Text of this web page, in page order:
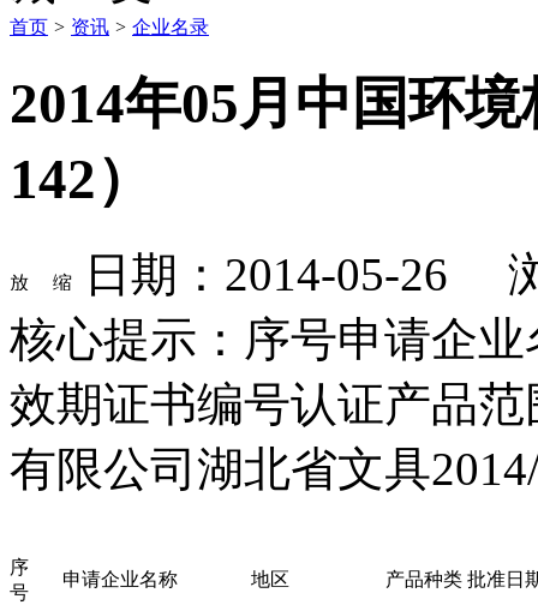
首页 > 资讯 > 企业名录
2014年05月中国环
142）
日期：2014-05-26
核心提示：序号申请企
效期证书编号认证产品
有限公司湖北省文具
序
号
申请企业名称 地区 产品种类 批准日